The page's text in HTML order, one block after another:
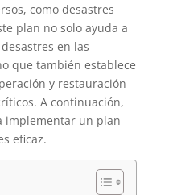
como desastres
plan no solo ayuda a
en las
que también establece
y restauración
A continuación,
implementar un plan
eficaz.